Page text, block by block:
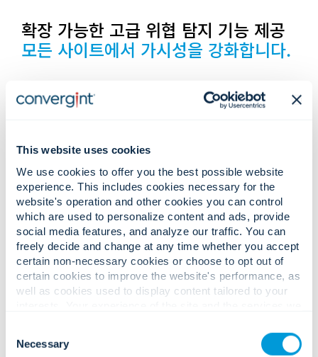
This website uses cookies
We use cookies to offer you the best possible website
experience. This includes cookies necessary for the
website's operation and other cookies you can control
which are used to personalize content and ads, provide
social media features, and analyze our traffic. You can
freely decide and change at any time whether you accept
certain non-necessary cookies or choose to opt out of
certain cookies to improve the website's performance, as
well as cookies used to display content tailored to your
cookies. Click "Show details" below for more information
about who we share your information with.
Selection
Necessary
확장 가능한 고급 위협 탐지 기능 제공
모든 사이트에서 가시성을 강화합니다.
스템.
열 및 적외선 모니터링
시야 범위를 넘어 열, 온도 이상 및 침입
을 감지합니다.
레이더 시스템
지상, 해상 및 경계 레이더를 사용하여
넓은 지역에 걸쳐 움직임을 식별합니다.
환경 적응성
혹독한 환경, 진동 및 극한의 날씨를 견
딜 수 있도록 설계된 하드웨어입니다.